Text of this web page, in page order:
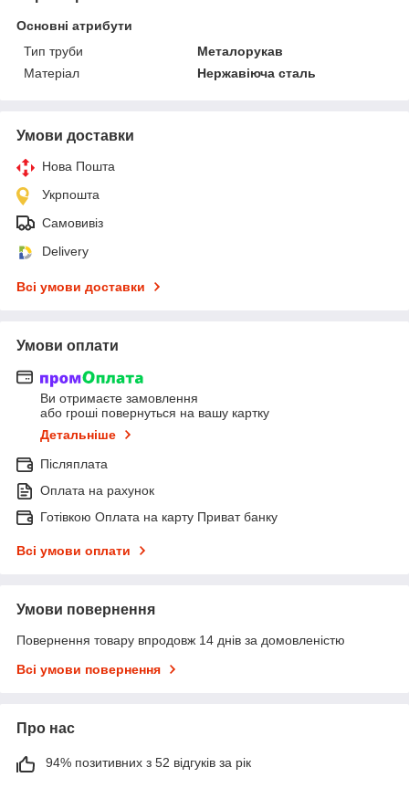
Основні атрибути
Тип труби
Металорукав
Матеріал
Нержавіюча сталь
Умови доставки
Нова Пошта
Укрпошта
Самовивіз
Delivery
Всі умови доставки
Умови оплати
Ви отримаєте замовлення
або гроші повернуться на вашу картку
Детальніше
Післяплата
Оплата на рахунок
Готівкою Оплата на карту Приват банку
Всі умови оплати
Умови повернення
Повернення товару впродовж 14 днів за домовленістю
Всі умови повернення
Про нас
94% позитивних з 52 відгуків за рік